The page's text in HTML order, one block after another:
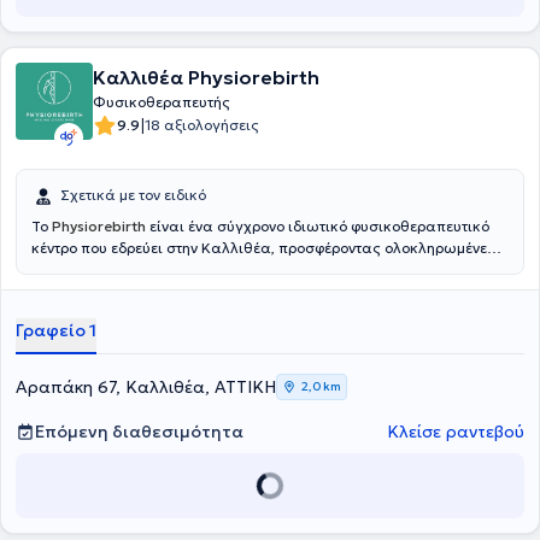
Καλλιθέα Physiorebirth
Φυσικοθεραπευτής
9.9|18 αξιολογήσεις
Σχετικά με τον ειδικό
Το Physiorebirth είναι ένα σύγχρονο ιδιωτικό φυσικοθεραπευτικό
κέντρο που εδρεύει στην Καλλιθέα, προσφέροντας ολοκληρωμένες
κέντρου είναι η ολιστική αποκατάσταση της κινητικής λειτουργίας,
κάθε ασθενή, μέσα από εξατομικευμένα προγράμματα
φυσικοθεραπείας και άσκησης. Το Physiorebirth διαθέτει σύγχρονο
εξοπλισμό και εφαρμόζει τεκμηριωμένες θεραπευτικές μεθόδους,
προσαρμοσμένες στις ανάγκες και τις δυνατότητες του κάθε
ατόμου.
Υπεύθυνος του κέντρου είναι ο Παρασκευάς Κούκος
φυσικοθεραπευτής με πολυετή εμπειρία στον χώρο της υγείας
Φυσικοθεραπείας του Τ.Ε.Ι. Αθηνών, ενώ έχει ολοκληρώσει
Γραφείο 1
Αραπάκη 67, Καλλιθέα, ΑΤΤΙΚΗ 2,0 km
Επόμενη διαθεσιμότητα Κλείσε ραντεβού